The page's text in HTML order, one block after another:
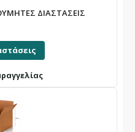
ΔΙΑΣΤΑΣΕΙΣ